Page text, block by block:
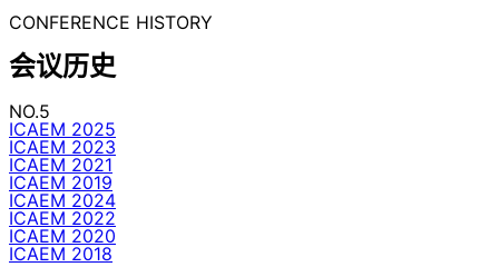
CONFERENCE HISTORY
会议历史
NO.5
ICAEM 2025
ICAEM 2023
ICAEM 2021
ICAEM 2019
ICAEM 2024
ICAEM 2022
ICAEM 2020
ICAEM 2018